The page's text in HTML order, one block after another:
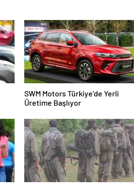
SWM Motors Türkiye’de Yerli
Üretime Başlıyor